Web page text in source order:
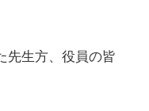
先生方、役員の皆